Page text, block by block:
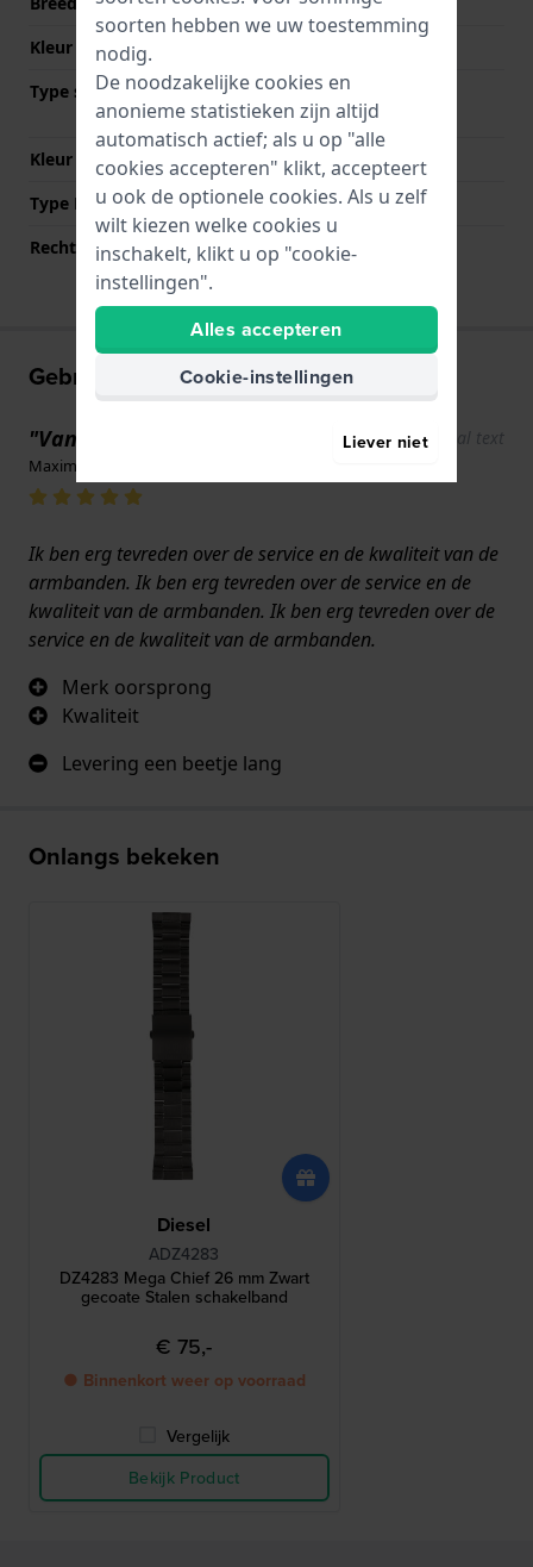
Kleur Band
Type sluiting
Vouwsluiting met
drukknoppen
Kleur sluiting
Zwart
Type Bevestiging
Bandpennen
Rechte aanzet
Nee
Gebruikerservaringen
"Van diesel" Show original text
Maxime Brunazzo · 17 juni 2022
Ik ben erg tevreden over de service en de kwaliteit van de
armbanden. Ik ben erg tevreden over de service en de
kwaliteit van de armbanden. Ik ben erg tevreden over de
service en de kwaliteit van de armbanden.
Merk oorsprong
Kwaliteit
Levering een beetje lang
Onlangs bekeken
Diesel
ADZ4283
DZ4283 Mega Chief 26 mm Zwart
gecoate Stalen schakelband
€ 75,-
● Binnenkort weer op voorraad
Vergelijk
Bekijk Product
soorten hebben we uw toestemming
nodig.
De noodzakelijke cookies en
anonieme statistieken zijn altijd
automatisch actief; als u op "alle
cookies accepteren" klikt, accepteert
u ook de optionele cookies. Als u zelf
wilt kiezen welke cookies u
inschakelt, klikt u op "cookie-
instellingen".
Alles accepteren
Cookie-instellingen
Liever niet